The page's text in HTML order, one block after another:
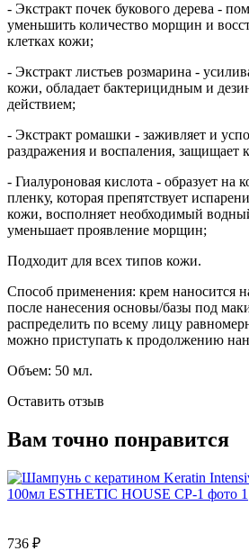
- Экстракт почек букового дерева -
уменьшить количество морщин и
клетках кожи;
- Экстракт листьев розмарина -
кожи, обладает бактерицидным и
действием;
- Экстракт ромашки - заживляет и
раздражения и воспаления, защищает
- Гиалуроновая кислота - образует на
пленку, которая препятствует
кожи, восполняет необходимый
уменьшает проявление морщин;
Подходит для всех типов кожи.
Способ применения: крем наносится
после нанесения основы/базы под
распределить по всему лицу
можно приступать к продолжению
Объем: 50 мл.
Оставить отзыв
Вам точно понравится
736 ₽